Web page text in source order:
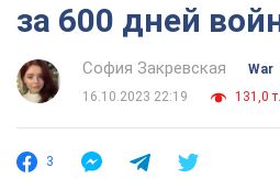
за 600 дней
София Закревская
War
16.10.2023 22:19
131,0 т.
3